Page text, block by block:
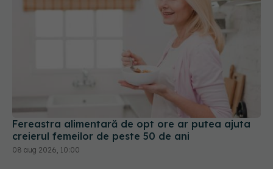
Fereastra alimentară de opt ore ar putea ajuta
creierul femeilor de peste 50 de ani
08 aug 2026, 10:00